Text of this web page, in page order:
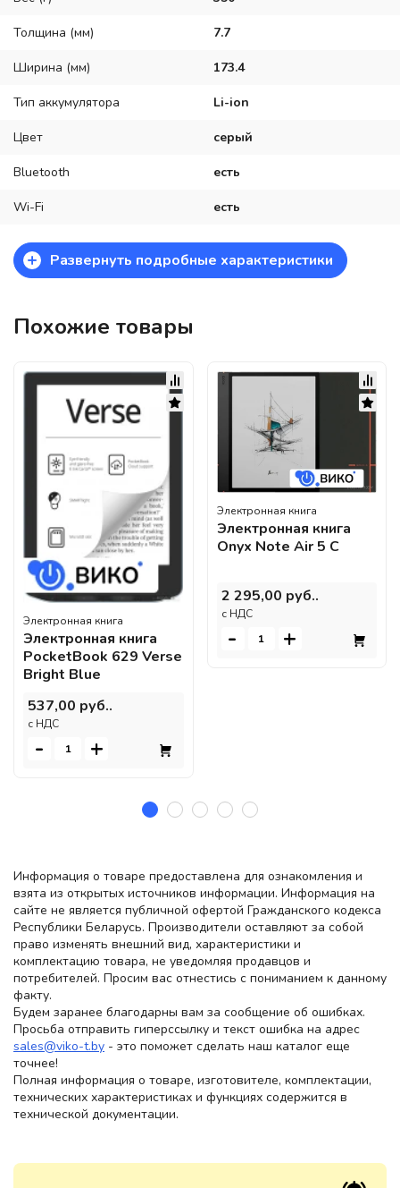
Толщина (мм) 7.7
Ширина (мм) 173.4
Тип аккумулятора Li-ion
Цвет серый
Bluetooth есть
Wi-Fi есть
+ Развернуть подробные характеристики
Похожие товары
Электронная книга
Электронная книга
PocketBook 629 Verse
Bright Blue
537,00 руб..
c НДС
- +
Электронная книга
Электронная книга
Onyx Note Air 5 C
2 295,00 руб..
c НДС
- +
Информация о товаре предоставлена для ознакомления и
взята из открытых источников информации. Информация на
сайте не является публичной офертой Гражданского кодекса
Республики Беларусь. Производители оставляют за собой
право изменять внешний вид, характеристики и
комплектацию товара, не уведомляя продавцов и
потребителей. Просим вас отнестись с пониманием к данному
факту.
Будем заранее благодарны вам за сообщение об ошибках.
Просьба отправить гиперссылку и текст ошибка на адрес
sales@viko-t.by - это поможет сделать наш каталог еще
точнее!
Полная информация о товаре, изготовителе, комплектации,
технических характеристиках и функциях содержится в
технической документации.